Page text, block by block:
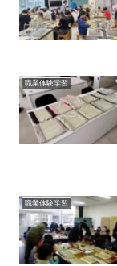
職業体験学習
職業体験学習